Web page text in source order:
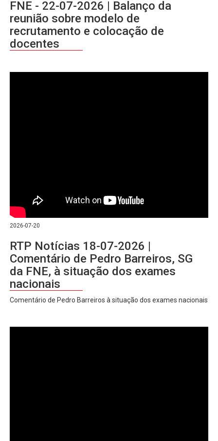
FNE - 22-07-2026 | Balanço da
reunião sobre modelo de
recrutamento e colocação de
docentes
2026-07-20
RTP Notícias 18-07-2026 |
Comentário de Pedro Barreiros, SG
da FNE, à situação dos exames
nacionais
Comentário de Pedro Barreiros à situação dos exames nacionais